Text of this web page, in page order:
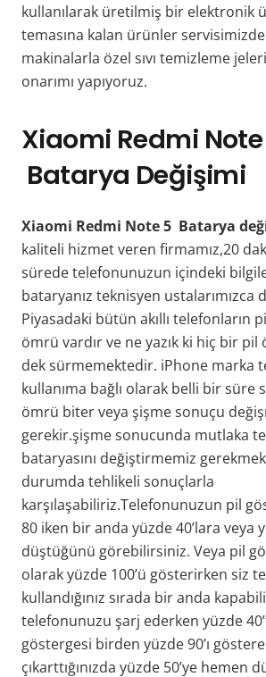
kullanılarak üretilmiş bir elektronik
temasına kalan ürünler
makinalarla özel sıvı temizleme
onarımı yapıyoruz.
Xiaomi Redmi
Batarya Değişimi
Xiaomi Redmi Note 5 Batarya
kaliteli hizmet veren firmamız,20
sürede telefonunuzun içindeki
bataryanız teknisyen ustalarımızca
Piyasadaki bütün akıllı telefonların
ömrü vardır ve ne yazık ki hiç bir
dek sürmemektedir. iPhone marka
kullanıma bağlı olarak belli bir süre
ömrü biter veya şişme sonuçu
gerekir.şişme sonucunda mutlaka
bataryasını değiştirmemiz
durumda tehlikeli sonuçlarla
karşılaşabiliriz.Telefonunuzun pil
80 iken bir anda yüzde 40’lara veya
düştüğünü görebilirsiniz. Veya pil
olarak yüzde 100’ü gösterirken siz
kullandığınız sırada bir anda
telefonunuzu şarj ederken yüzde
göstergesi birden yüzde 90’ı
çıkarttığınızda yüzde 50’ye hemen